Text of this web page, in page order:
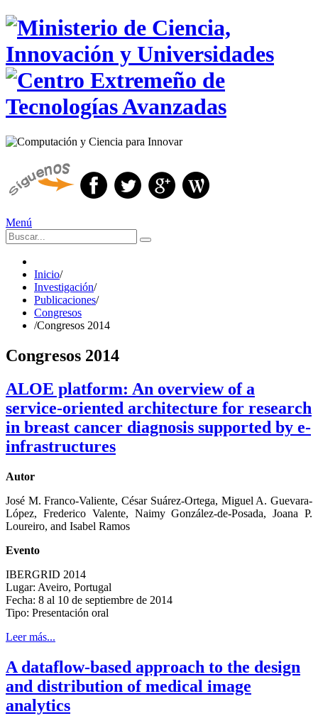
Menú
Inicio/
Investigación/
Publicaciones/
Congresos
/Congresos 2014
Congresos 2014
ALOE platform: An overview of a
service-oriented architecture for research
in breast cancer diagnosis supported by e-
infrastructures
Autor
José M. Franco-Valiente, César Suárez-Ortega, Miguel A. Guevara-
López, Frederico Valente, Naimy González-de-Posada, Joana P.
Loureiro, and Isabel Ramos
Evento
IBERGRID 2014
Lugar: Aveiro, Portugal
Fecha: 8 al 10 de septiembre de 2014
Tipo: Presentación oral
Leer más...
A dataflow-based approach to the design
and distribution of medical image
analytics